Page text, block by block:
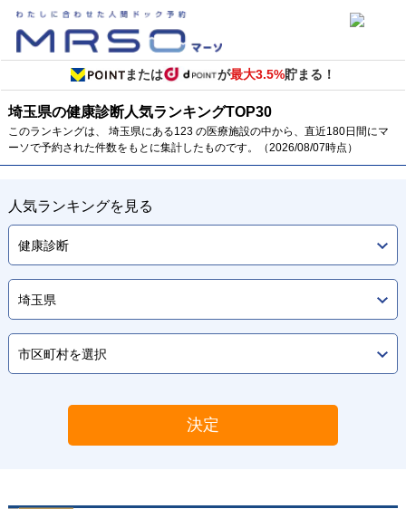
または が最大3.5%貯まる！
埼玉県の健康診断人気ランキングTOP30
このランキングは、 埼玉県にある123 の医療施設の中から、直近180日間にマ
ーソで予約された件数をもとに集計したものです。（2026/08/07時点）
人気ランキングを見る
決定